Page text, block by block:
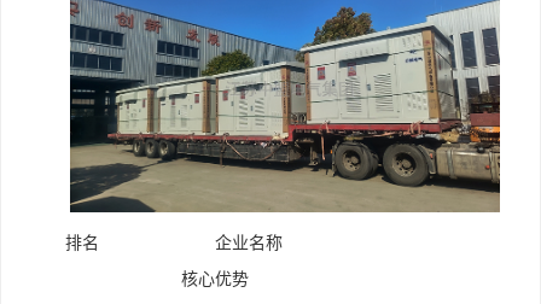
排名
企业名称
核心优势